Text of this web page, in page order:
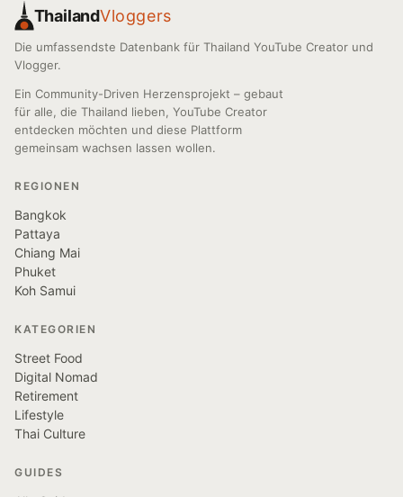
ThailandVloggers
Die umfassendste Datenbank für Thailand YouTube Creator und
Vlogger.
Ein Community-Driven Herzensprojekt – gebaut
für alle, die Thailand lieben, YouTube Creator
entdecken möchten und diese Plattform
gemeinsam wachsen lassen wollen.
REGIONEN
Bangkok
Pattaya
Chiang Mai
Phuket
Koh Samui
KATEGORIEN
Street Food
Digital Nomad
Retirement
Lifestyle
Thai Culture
GUIDES